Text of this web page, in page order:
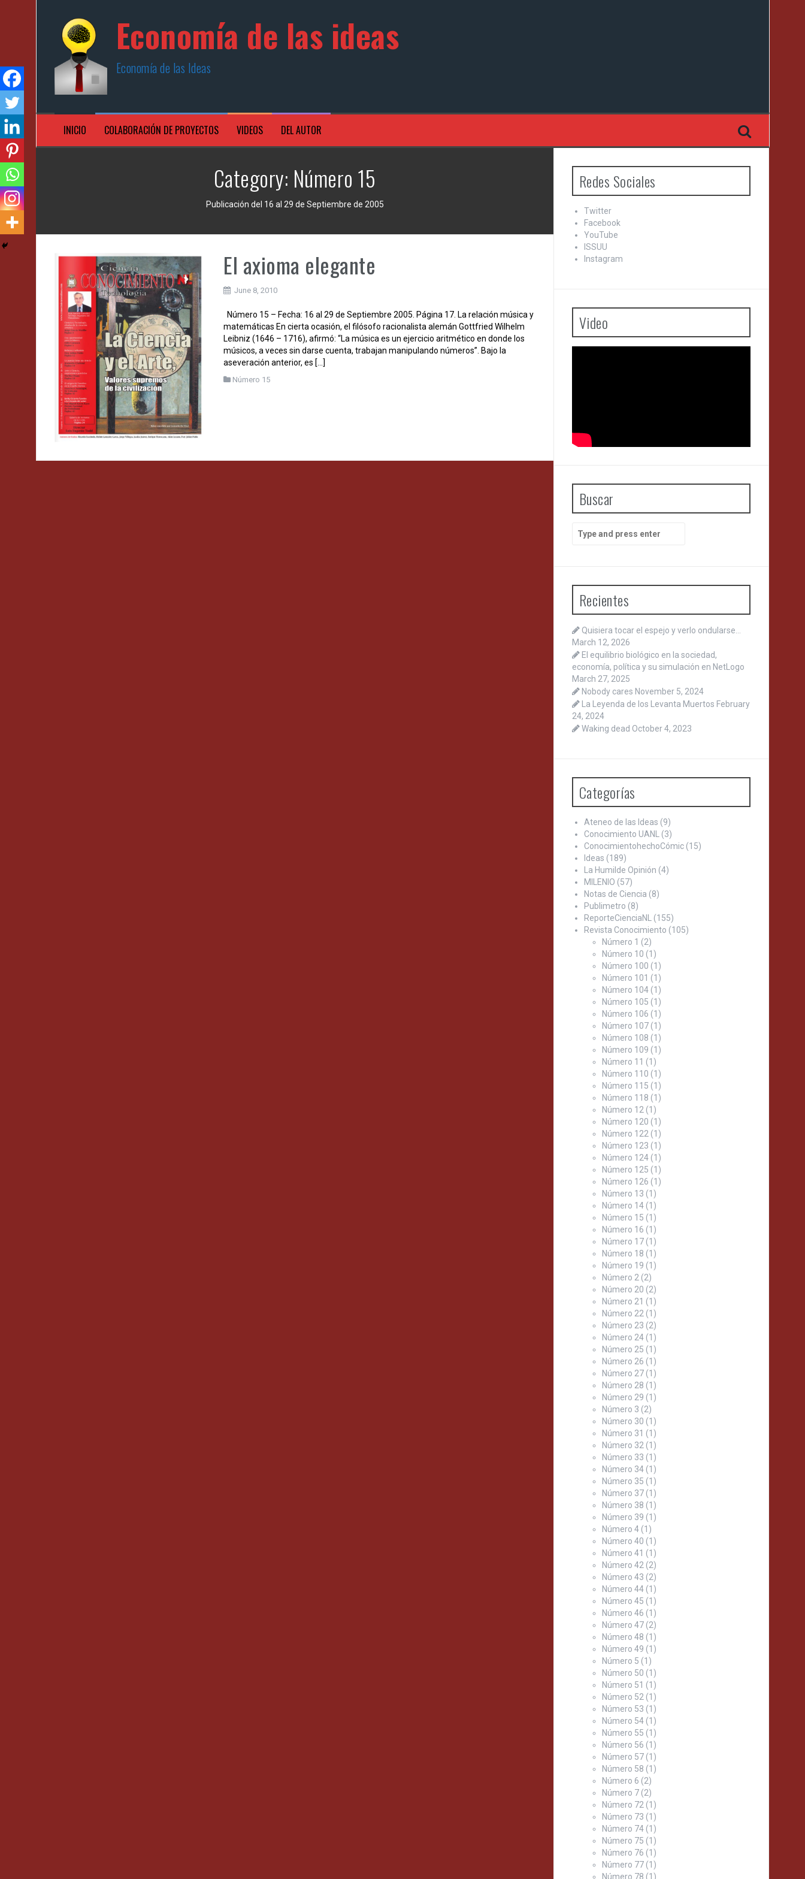
Economía de las ideas
Economía de las Ideas
INICIO COLABORACIÓN DE PROYECTOS VIDEOS DEL AUTOR
Category: Número 15
Publicación del 16 al 29 de Septiembre de 2005
El axioma elegante
June 8, 2010
Número 15 – Fecha: 16 al 29 de Septiembre 2005. Página 17. La relación música y
matemáticas En cierta ocasión, el filósofo racionalista alemán Gottfried Wilhelm
Leibniz (1646 – 1716), afirmó: “La música es un ejercicio aritmético en donde los
músicos, a veces sin darse cuenta, trabajan manipulando números”. Bajo la
aseveración anterior, es […]
Número 15
Redes Sociales
Twitter
Facebook
YouTube
ISSUU
Instagram
Video
Buscar
for:
Recientes
Quisiera tocar el espejo y verlo ondularse…
March 12, 2026
El equilibrio biológico en la sociedad,
economía, política y su simulación en NetLogo
March 27, 2025
Nobody cares November 5, 2024
La Leyenda de los Levanta Muertos February
24, 2024
Waking dead October 4, 2023
Categorías
Ateneo de las Ideas (9)
Conocimiento UANL (3)
ConocimientohechoCómic(15)
Ideas (189)
La Humilde Opinión (4)
MILENIO (57)
Notas de Ciencia (8)
Publimetro (8)
ReporteCienciaNL (155)
Revista Conocimiento (105)
Número 1 (2)
Número 10 (1)
Número 100 (1)
Número 101 (1)
Número 104(1)
Número 105 (1)
Número 106 (1)
Número 107(1)
Número 108 (1)
Número 109 (1)
Número 11 (1)
Número 110 (1)
Número 115 (1)
Número 118 (1)
Número 12 (1)
Número 120 (1)
Número 122 (1)
Número 123 (1)
Número 124(1)
Número 125 (1)
Número 126 (1)
Número 13 (1)
Número 14(1)
Número 15 (1)
Número 16 (1)
Número 17(1)
Número 18 (1)
Número 19 (1)
Número 2 (2)
Número 20 (2)
Número 21 (1)
Número 22 (1)
Número 23 (2)
Número 24(1)
Número 25 (1)
Número 26 (1)
Número 27(1)
Número 28 (1)
Número 29 (1)
Número 3 (2)
Número 30 (1)
Número 31 (1)
Número 32 (1)
Número 33 (1)
Número 34(1)
Número 35 (1)
Número 37(1)
Número 38 (1)
Número 39 (1)
Número 4(1)
Número 40 (1)
Número 41 (1)
Número 42 (2)
Número 43 (2)
Número 44(1)
Número 45 (1)
Número 46 (1)
Número 47(2)
Número 48 (1)
Número 49 (1)
Número 5 (1)
Número 50 (1)
Número 51 (1)
Número 52 (1)
Número 53 (1)
Número 54(1)
Número 55 (1)
Número 56 (1)
Número 57(1)
Número 58 (1)
Número 6 (2)
Número 7(2)
Número 72 (1)
Número 73 (1)
Número 74(1)
Número 75 (1)
Número 76 (1)
Número 77(1)
Número 78 (1)